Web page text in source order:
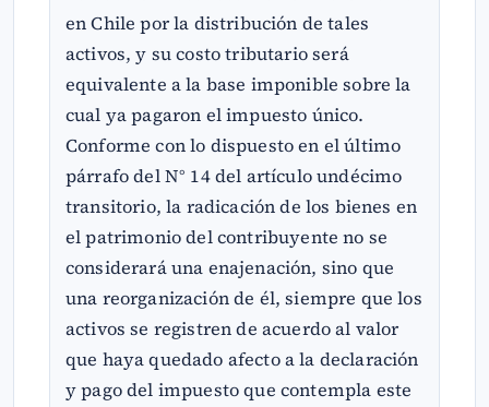
en Chile por la distribución de tales
activos, y su costo tributario será
equivalente a la base imponible sobre la
cual ya pagaron el impuesto único.
Conforme con lo dispuesto en el último
párrafo del N° 14 del artículo undécimo
transitorio, la radicación de los bienes en
el patrimonio del contribuyente no se
considerará una enajenación, sino que
una reorganización de él, siempre que los
activos se registren de acuerdo al valor
que haya quedado afecto a la declaración
y pago del impuesto que contempla este